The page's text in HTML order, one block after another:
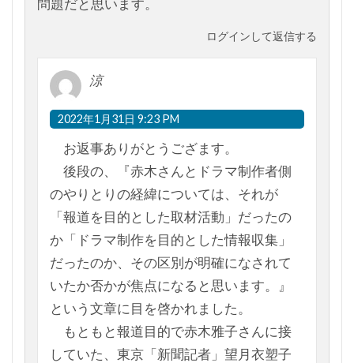
問題だと思います。
ログインして返信する
涼
2022年1月31日 9:23 PM
お返事ありがとうござます。
後段の、『赤木さんとドラマ制作者側
のやりとりの経緯については、それが
「報道を目的とした取材活動」だったの
か「ドラマ制作を目的とした情報収集」
だったのか、その区別が明確になされて
いたか否かが焦点になると思います。』
という文章に目を啓かれました。
もともと報道目的で赤木雅子さんに接
していた、東京「新聞記者」望月衣塑子